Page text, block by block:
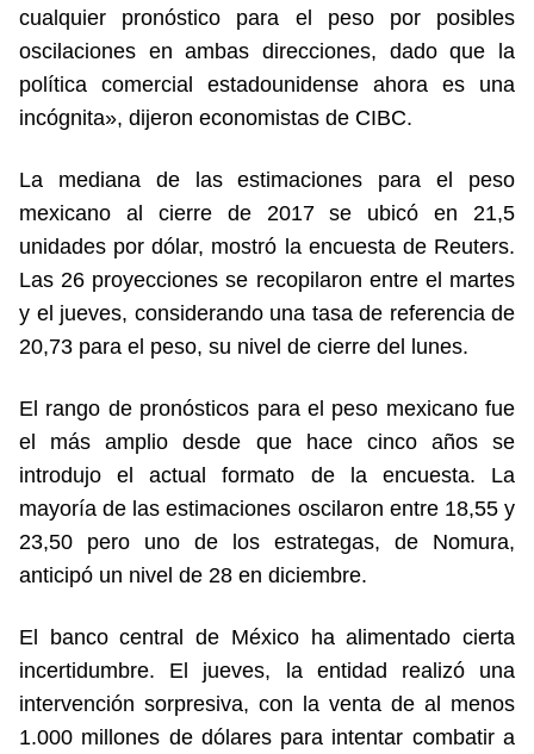
cualquier pronóstico para el peso por posibles
oscilaciones en ambas direcciones, dado que la
política comercial estadounidense ahora es una
incógnita», dijeron economistas de CIBC.
La mediana de las estimaciones para el peso
mexicano al cierre de 2017 se ubicó en 21,5
unidades por dólar, mostró la encuesta de Reuters.
Las 26 proyecciones se recopilaron entre el martes
y el jueves, considerando una tasa de referencia de
20,73 para el peso, su nivel de cierre del lunes.
El rango de pronósticos para el peso mexicano fue
el más amplio desde que hace cinco años se
introdujo el actual formato de la encuesta. La
mayoría de las estimaciones oscilaron entre 18,55 y
23,50 pero uno de los estrategas, de Nomura,
anticipó un nivel de 28 en diciembre.
El banco central de México ha alimentado cierta
incertidumbre. El jueves, la entidad realizó una
intervención sorpresiva, con la venta de al menos
1.000 millones de dólares para intentar combatir a